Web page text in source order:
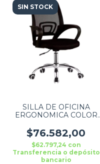
SIN STOCK
SILLA DE OFICINA
ERGONOMICA COLOR
$76.582,00
$62.797,24 con
Transferencia o depósito
bancario